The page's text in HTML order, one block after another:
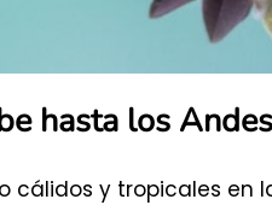
hasta los Andes
y tropicales en